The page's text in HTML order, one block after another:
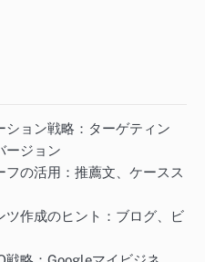
ション戦略：ターゲティン
ージョン
の活用：推薦文、ケースス
ツ作成のヒント：ブログ、ビ